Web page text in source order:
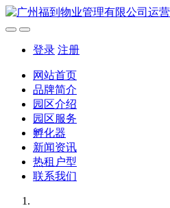
登录 注册
网站首页
品牌简介
园区介绍
园区服务
孵化器
新闻资讯
热租户型
联系我们